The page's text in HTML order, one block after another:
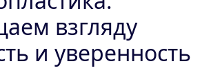
взгляду
и уверенность